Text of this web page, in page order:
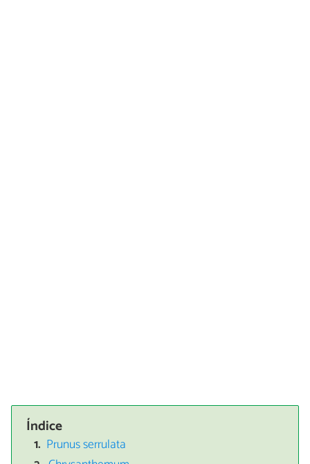
Índice
Prunus serrulata